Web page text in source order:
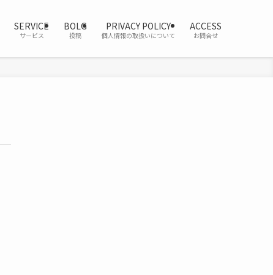
SERVICE
サービス
BOLG
投稿
PRIVACY POLICY
個人情報の取扱いについて
ACCESS
お問合せ